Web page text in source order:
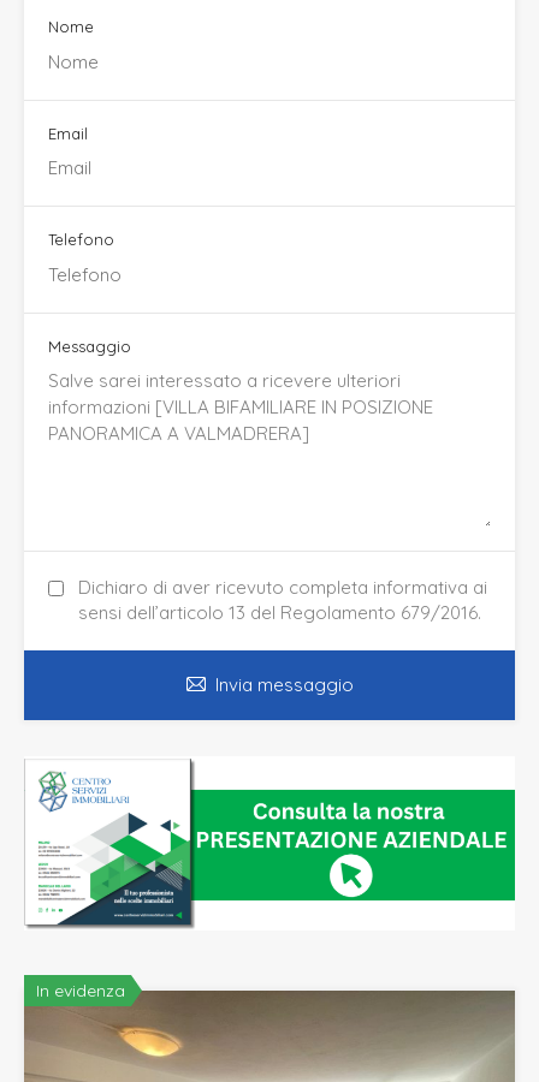
Nome
Email
Telefono
Messaggio
Dichiaro di aver ricevuto completa informativa ai
sensi dell’articolo 13 del Regolamento 679/2016.
Invia messaggio
In evidenza